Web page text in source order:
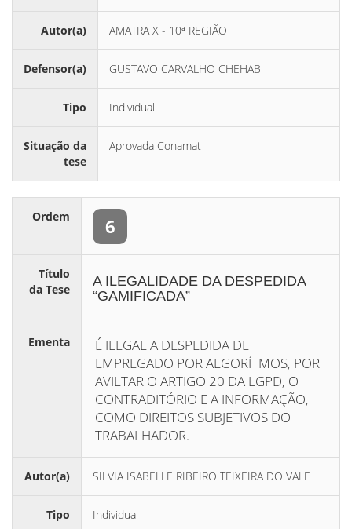
Autor(a) AMATRA X - 10ª REGIÃO
Defensor(a) GUSTAVO CARVALHO CHEHAB
Tipo Individual
Situação da
tese
Aprovada Conamat
Ordem 6
Título
da Tese
A ILEGALIDADE DA DESPEDIDA
“GAMIFICADA”
Ementa
É ILEGAL A DESPEDIDA DE
EMPREGADO POR ALGORÍTMOS, POR
AVILTAR O ARTIGO 20 DA LGPD, O
CONTRADITÓRIO E A INFORMAÇÃO,
COMO DIREITOS SUBJETIVOS DO
TRABALHADOR.
Autor(a) SILVIA ISABELLE RIBEIRO TEIXEIRA DO VALE
Tipo Individual